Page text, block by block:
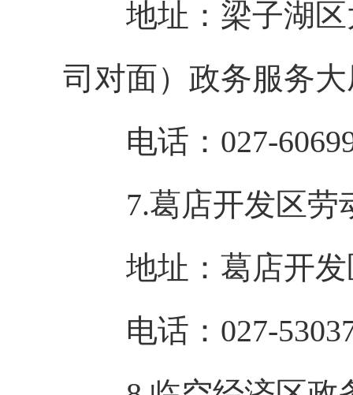
地址：梁子湖区
司对面）政务服务
电话：027-
7.葛店开发区劳
地址：葛店开发
电话：027-